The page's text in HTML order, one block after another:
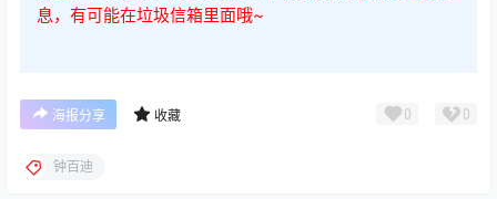
息，有可能在垃圾信箱里面哦~
海报分享 收藏 0 0
钟百迪